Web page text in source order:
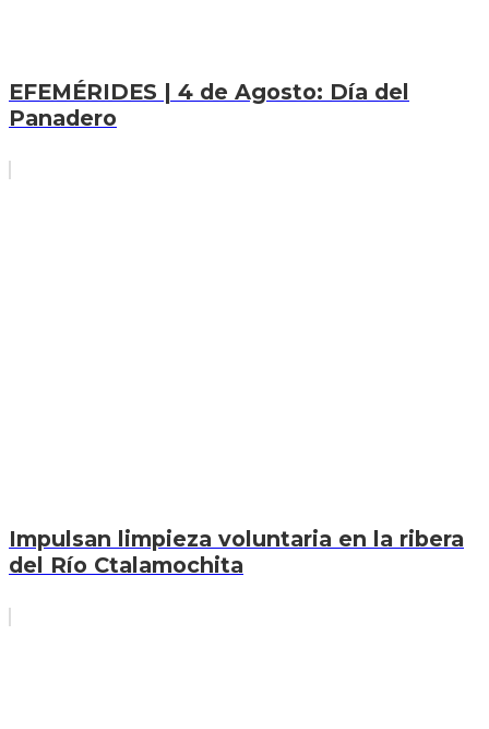
EFEMÉRIDES | 4 de Agosto: Día del
Panadero
Impulsan limpieza voluntaria en la ribera
del Río Ctalamochita